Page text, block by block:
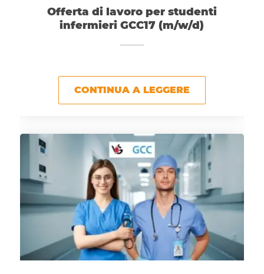
Offerta di lavoro per studenti
infermieri GCC17 (m/w/d)
CONTINUA A LEGGERE